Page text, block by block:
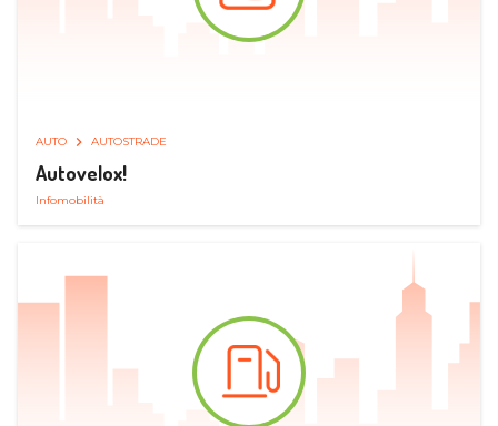
AUTO AUTOSTRADE
Autovelox!
Infomobilità